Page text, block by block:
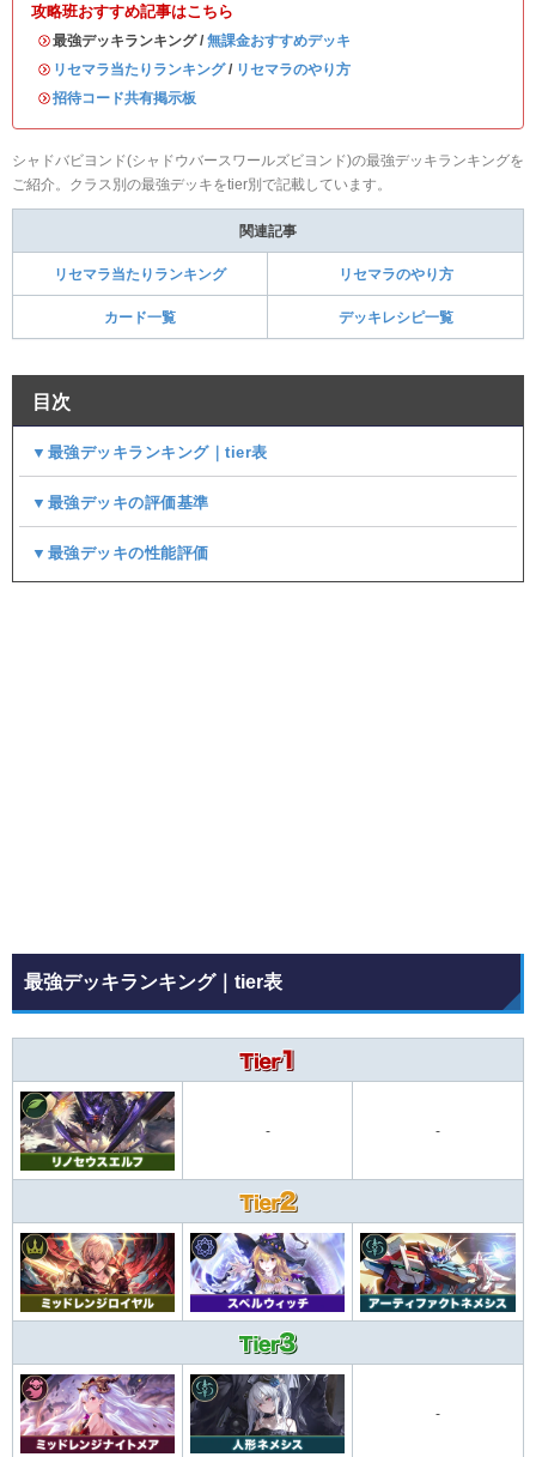
攻略班おすすめ記事はこちら
・最強デッキランキング / 無課金おすすめデッキ
・ リセマラ当たりランキング/ リセマラのやり方
・招待コード共有掲示板
シャドバビヨンド(シャドウバースワールズビヨンド)の最強デッキランキングを
ご紹介。クラス別の最強デッキをtier別で記載しています。
関連記事
リセマラ当たりランキング リセマラのやり方
カード一覧 デッキレシピ一覧
目次
▼最強デッキランキング｜tier表
▼最強デッキの評価基準
▼最強デッキの性能評価
最強デッキランキング｜tier表
- -
-